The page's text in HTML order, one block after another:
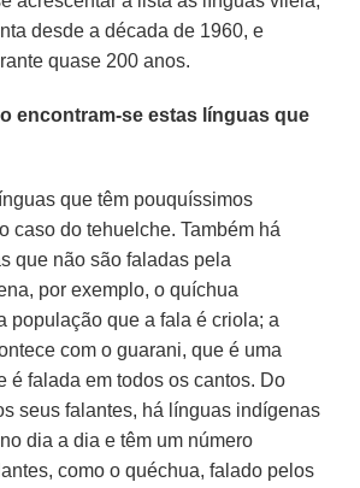
desde a década de 1960, e
quase 200 anos.
encontram-se estas línguas que
que têm pouquíssimos
caso do tehuelche. Também há
que não são faladas pela
por exemplo, o quíchua
população que a fala é criola; a
com o guarani, que é uma
é falada em todos os cantos. Do
seus falantes, há línguas indígenas
dia a dia e têm um número
como o quéchua, falado pelos